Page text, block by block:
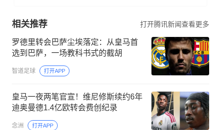
相关推荐 打开腾讯新闻查看更多
罗德里转会巴萨尘埃落定：从皇马首
选到巴萨，一场教科书式的截胡
智道足球 打开APP
皇马一夜两笔官宣！维尼修斯续约6年
迪奥曼德1.4亿欧转会费创纪录
念洲 打开APP